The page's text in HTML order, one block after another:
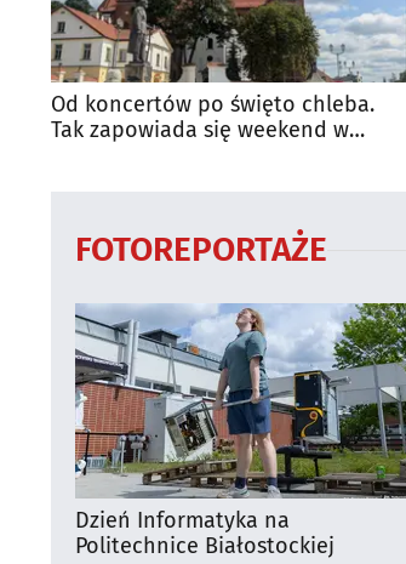
Od koncertów po święto chleba.
Tak zapowiada się weekend w
FOTOREPORTAŻE
Dzień Informatyka na
Politechnice Białostockiej